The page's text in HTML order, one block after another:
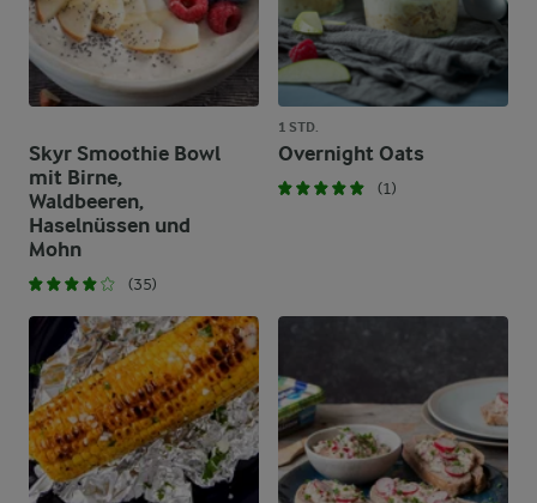
Skyr Smoothie Bowl
mit Birne,
Waldbeeren,
Haselnüssen und
Mohn
(35)
1 STD.
Overnight Oats
(1)